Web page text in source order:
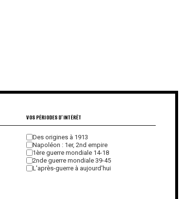
VOS PÉRIODES D'INTÉRÊT
Des origines à 1913
Napoléon : 1er, 2nd empire
1ère guerre mondiale 14-18
2nde guerre mondiale 39-45
L'après-guerre à aujourd'hui